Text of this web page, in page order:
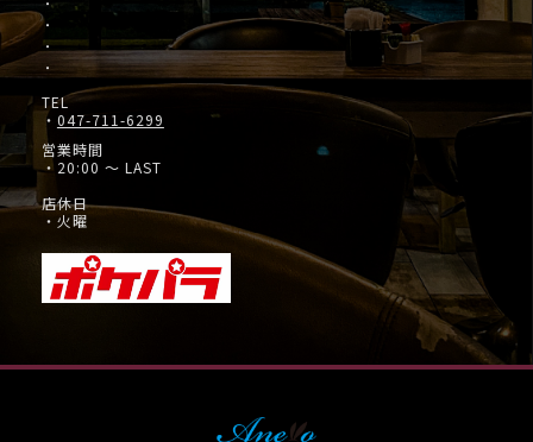
・
・
・
TEL
・ 047-711-6299
営業時間
・20:00 ～ LAST
店休日
・火曜